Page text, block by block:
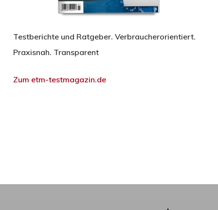
Testberichte und Ratgeber. Verbraucherorientiert.
Praxisnah. Transparent
Zum etm-testmagazin.de